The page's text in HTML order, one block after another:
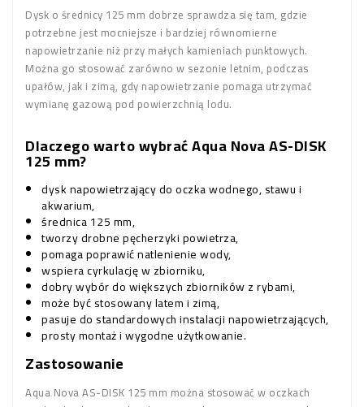
Dysk o średnicy 125 mm dobrze sprawdza się tam, gdzie
potrzebne jest mocniejsze i bardziej równomierne
napowietrzanie niż przy małych kamieniach punktowych.
Można go stosować zarówno w sezonie letnim, podczas
upałów, jak i zimą, gdy napowietrzanie pomaga utrzymać
wymianę gazową pod powierzchnią lodu.
Dlaczego warto wybrać Aqua Nova AS-DISK
125 mm?
dysk napowietrzający do oczka wodnego, stawu i
akwarium,
średnica 125 mm,
tworzy drobne pęcherzyki powietrza,
pomaga poprawić natlenienie wody,
wspiera cyrkulację w zbiorniku,
dobry wybór do większych zbiorników z rybami,
może być stosowany latem i zimą,
pasuje do standardowych instalacji napowietrzających,
prosty montaż i wygodne użytkowanie.
Zastosowanie
Aqua Nova AS-DISK 125 mm można stosować w oczkach